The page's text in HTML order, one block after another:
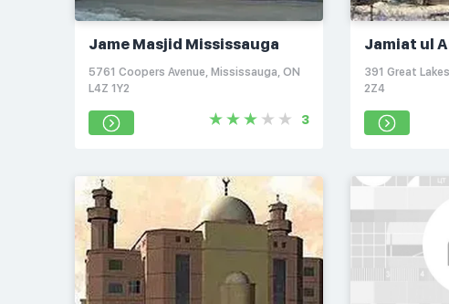
Jame Masjid Mississauga
5761 Coopers Avenue, Mississauga, ON
L4Z 1Y2
3
Jamiat ul
391 Great
2Z4